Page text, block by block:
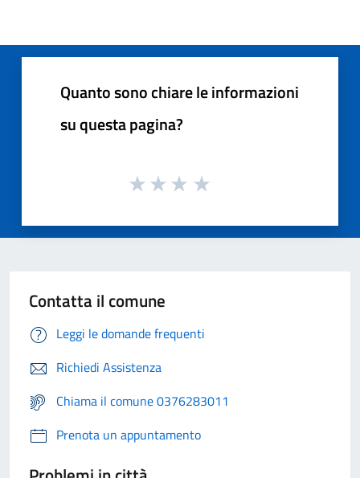
Quanto sono chiare le informazioni
su questa pagina?
Contatta il comune
Leggi le domande frequenti
Richiedi Assistenza
Chiama il comune 0376283011
Prenota un appuntamento